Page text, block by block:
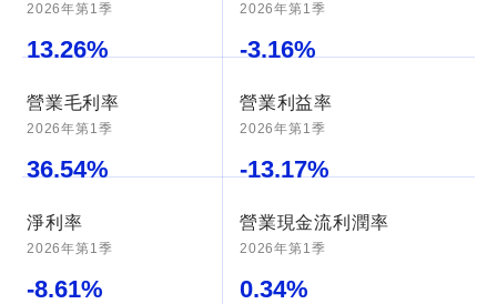
2026年第1季
13.26%
2026年第1季
-3.16%
營業毛利率
2026年第1季
36.54%
營業利益率
2026年第1季
-13.17%
淨利率
2026年第1季
-8.61%
營業現金流利潤率
2026年第1季
0.34%